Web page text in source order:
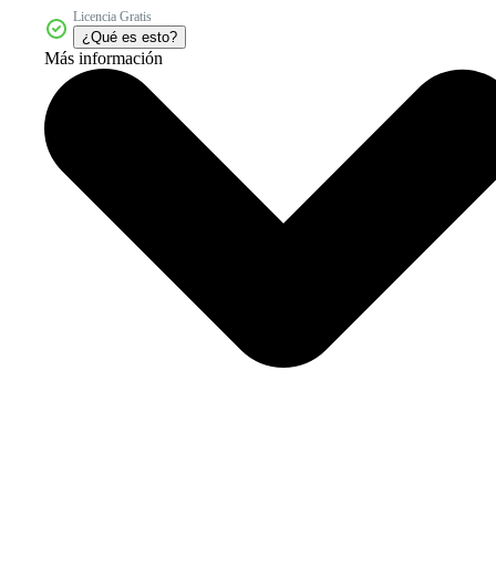
Licencia Gratis
¿Qué es esto?
Más información